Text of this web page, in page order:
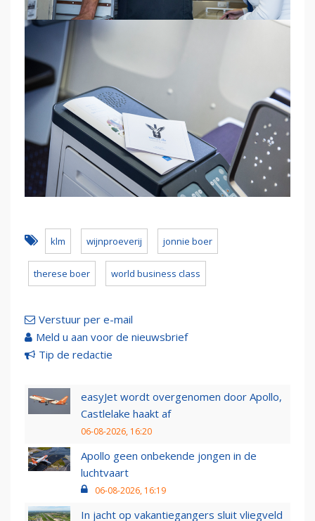
klm wijnproeverij jonnie boer
therese boer world business class
Verstuur per e-mail
Meld u aan voor de nieuwsbrief
Tip de redactie
easyJet wordt overgenomen door Apollo,
Castlelake haakt af
06-08-2026, 16:20
Apollo geen onbekende jongen in de
luchtvaart
06-08-2026, 16:19
In jacht op vakantiegangers sluit vliegveld